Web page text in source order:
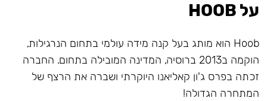
על HOOB
Hoob הוא מותג בעל קנה מידה עולמי בתחום הנרגילות,
הוקמה ב2013 ברוסיה, המדינה המובילה בתחום. החברה
זכתה בפרס ג'ון קאליאנו היוקרתי ושברה את הרצף של
המתחרה הגדולה!